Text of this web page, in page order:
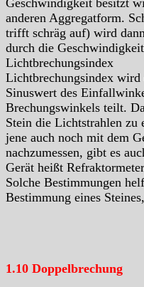
Geschwindigkeit besitzt
anderen Aggregatform.
trifft schräg auf) wird
durch die
Lichtbrechungsindex
Lichtbrechungsindex wird
Sinuswert des
Brechungswinkels teilt.
Stein die Lichtstrahlen zu
jene auch noch mit dem
nachzumessen, gibt es
Gerät heißt
Solche Bestimmungen
Bestimmung eines
1.10 Doppelbrechung